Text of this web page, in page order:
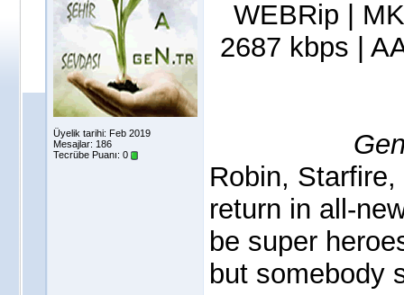
Üyelik tarihi: Feb 2019
Mesajlar: 186
Tecrübe Puanı: 0
WEBRip |
2687 kbps |
Robin,
return in all-
be super
but somebody